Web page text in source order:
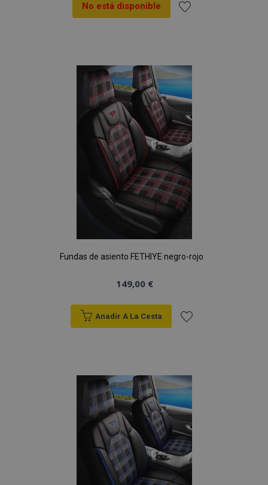
No está disponible
Lista
de
Deseos
Fundas de asiento FETHIYE negro-rojo
149,00 €
Anadir A La Cesta
Lista
de
Deseos